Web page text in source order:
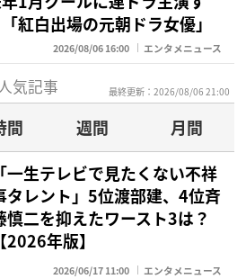
紅白出場の元朝ドラ女優」
2026/08/06 16:00 エンタメニュース
気記事 最終更新：2026/08/06 21:00
間 週間
月間
「一生テレビで見たくない不祥
タレント」5位渡部建、4位斉
慎二を抑えたワースト3は？
【2026年版】
2026/06/17 11:00 エンタメニュース